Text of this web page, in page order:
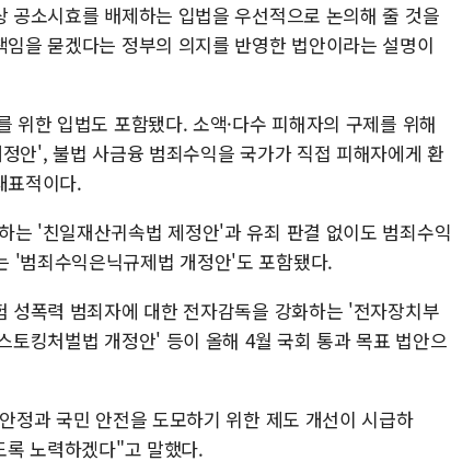
공소시효를 배제하는 입법을 우선적으로 논의해 줄 것을
을 묻겠다는 정부의 의지를 반영한 법안이라는 설명이
위한 입법도 포함됐다. 소액·다수 피해자의 구제를 위해
안', 불법 사금융 범죄수익을 국가가 직접 피해자에게 환
표적이다.
는 '친일재산귀속법 제정안'과 유죄 판결 없이도 범죄수익
'범죄수익은닉규제법 개정안'도 포함됐다.
폭력 범죄자에 대한 전자감독을 강화하는 '전자장치부
킹처벌법 개정안' 등이 올해 4월 국회 통과 목표 법안으
정과 국민 안전을 도모하기 위한 제도 개선이 시급하
노력하겠다"고 말했다.